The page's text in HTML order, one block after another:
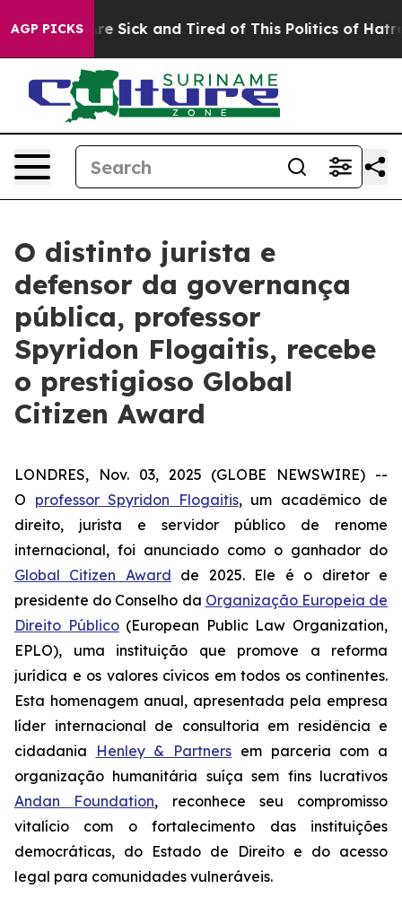
AGP PICKSAre Sick and Tired of This Politics of Hatred”
O distinto jurista e
defensor da governança
pública, professor
Spyridon Flogaitis, recebe
o prestigioso Global
Citizen Award
LONDRES, Nov. 03, 2025 (GLOBE NEWSWIRE) --
O professor Spyridon Flogaitis, um acadêmico de
direito, jurista e servidor público de renome
internacional, foi anunciado como o ganhador do
Global Citizen Award de 2025. Ele é o diretor e
presidente do Conselho da Organização Europeia de
Direito Público(European Public Law Organization,
EPLO), uma instituição que promove a reforma
jurídica e os valores cívicos em todos os continentes.
Esta homenagem anual, apresentada pela empresa
líder internacional de consultoria em residência e
cidadania
Henley & Partners em parceria com a
organização humanitária suíça sem fins lucrativos
Andan Foundation, reconhece seu compromisso
vitalício com o fortalecimento das instituições
democráticas, do Estado de Direito e do acesso
legal para comunidades vulneráveis.